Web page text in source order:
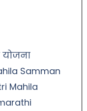
Samman
Mahila